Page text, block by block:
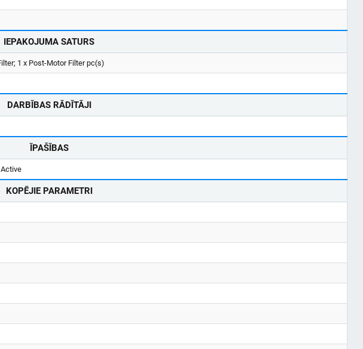
IEPAKOJUMA SATURS
1 x Post-Motor Filter pc(s)
DARBĪBAS RĀDĪTĀJI
ĪPAŠĪBAS
KOPĒJIE PARAMETRI